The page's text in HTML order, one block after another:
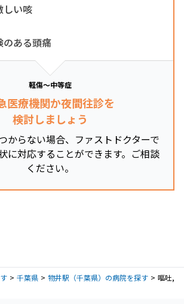
しい咳
のある頭痛
軽傷～中等症
医療機関か夜間往診を
検討しましょう
からない場合、ファストドクターで
に対応することができます。ご相談
ください。
千葉県 物井駅（千葉県）の病院を探す
嘔吐,